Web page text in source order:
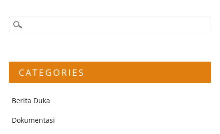
CATEGORIES
Berita Duka
Dokumentasi